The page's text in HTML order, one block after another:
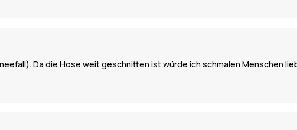
Da die Hose weit geschnitten ist würde ich schmalen Menschen